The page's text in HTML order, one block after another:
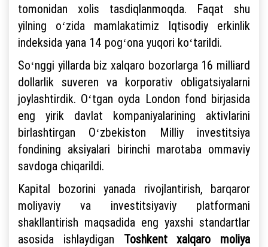
tomonidan xolis tasdiqlanmoqda. Faqat shu
yilning oʻzida mamlakatimiz Iqtisodiy erkinlik
indeksida yana 14 pogʻona yuqori koʻtarildi.
Soʻnggi yillarda biz xalqaro bozorlarga 16 milliard
dollarlik suveren va korporativ obligatsiyalarni
joylashtirdik. Oʻtgan oyda London fond birjasida
eng yirik davlat kompaniyalarining aktivlarini
birlashtirgan Oʻzbekiston Milliy investitsiya
fondining aksiyalari birinchi marotaba ommaviy
savdoga chiqarildi.
Kapital bozorini yanada rivojlantirish, barqaror
moliyaviy va investitsiyaviy platformani
shakllantirish maqsadida eng yaxshi standartlar
asosida ishlaydigan Toshkent xalqaro moliya